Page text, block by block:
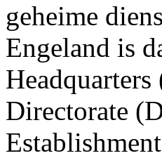
geheime
Engeland is
Directorate